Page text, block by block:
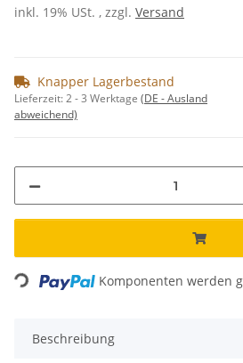
inkl. 19% USt. , zzgl. Versand
Knapper Lagerbestand
Lieferzeit:2 - 3 Werktage (DE - Ausland
abweichend)
Loading... Komponenten werden
Beschreibung